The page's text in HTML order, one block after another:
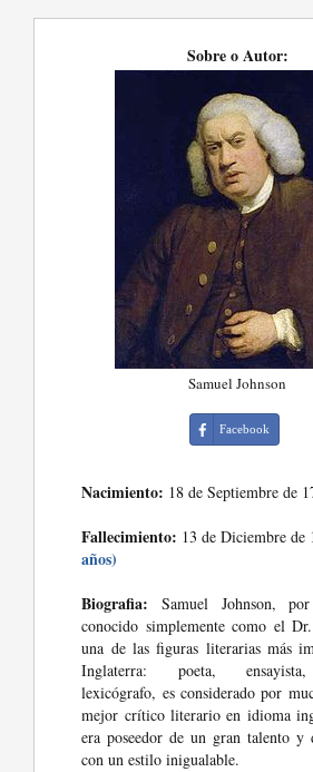
Sobre o Autor:
Samuel Johnson
Facebook
Nacimiento: 18 de Septiembre de
Fallecimiento: 13 de Diciembre
años)
Biografia: Samuel Johnson,
conocido simplemente como el
una de las figuras literarias más
Inglaterra: poeta,
lexicógrafo, es considerado por
mejor crítico literario en idioma
era poseedor de un gran talento y
con un estilo inigualable.